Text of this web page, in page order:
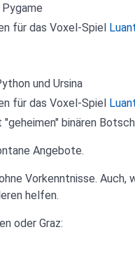
für das Voxel-Spiel
und Ursina
für das Voxel-Spiel
binären
Angebote.
Vorkenntnisse.
helfen.
oder Graz: